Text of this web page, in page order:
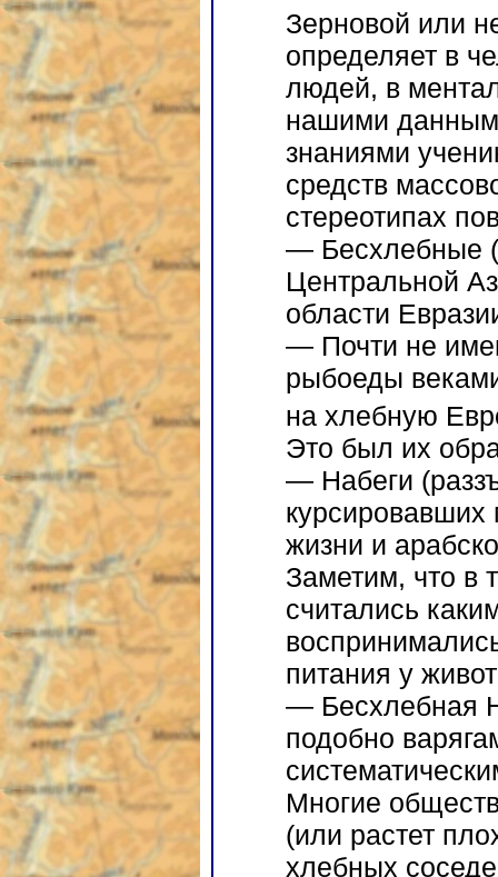
Зерновой или
определяет в
людей, в
нашими
знаниями
средств
стереотипах
— Бесхлебные
Центральной
области
— Почти не
рыбоеды
на хлебную
Это был их
— Набеги
жизни и
Заметим, что в
считались
питания у
— Бесхлебная
подобно
Многие
(или растет
хлебных